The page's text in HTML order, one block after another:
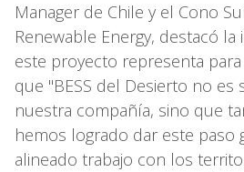
Manager de Chile y el Cono
Renewable Energy, destacó
este proyecto representa para
que "BESS del Desierto no es
nuestra compañía, sino que
hemos logrado dar este paso
alineado trabajo con los